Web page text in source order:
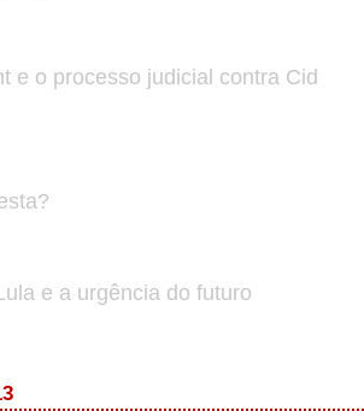
e o processo judicial contra Cid
e a urgência do futuro